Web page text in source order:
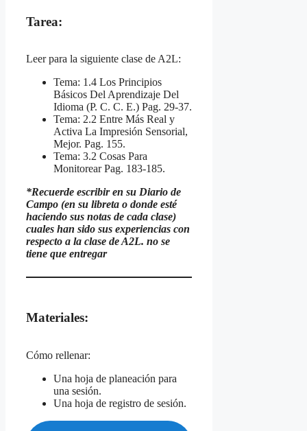
Tarea:
Leer para la siguiente clase de A2L:
Tema: 1.4 Los Principios
Básicos Del Aprendizaje Del
Idioma (P. C. C. E.) Pag. 29-37.
Tema: 2.2 Entre Más Real y
Activa La Impresión Sensorial,
Mejor. Pag. 155.
Tema: 3.2 Cosas Para
Monitorear Pag. 183-185.
*Recuerde escribir en su Diario de
Campo (en su libreta o donde esté
haciendo sus notas de cada clase)
cuales han sido sus experiencias con
respecto a la clase de A2L. no se
tiene que entregar
Materiales:
Cómo rellenar:
Una hoja de planeación para
una sesión.
Una hoja de registro de sesión.